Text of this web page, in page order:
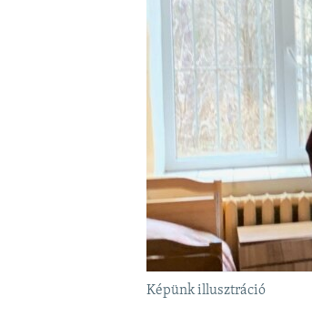
Képünk illusztráció